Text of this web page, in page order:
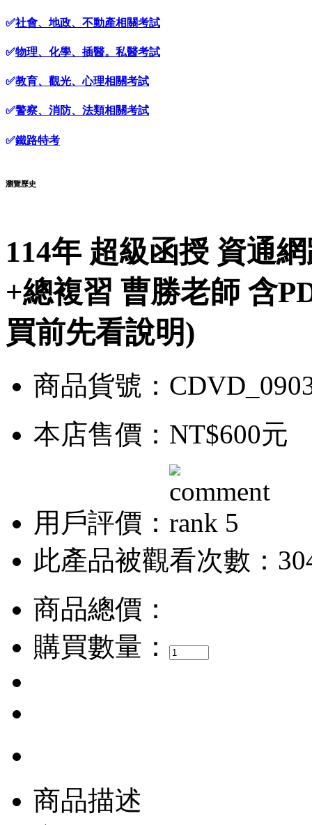
✅社會、地政、不動產相關考試
✅物理、化學、插醫。私醫考試
✅教育、觀光、心理相關考試
✅警察、消防、法類相關考試
✅鐵路特考
瀏覽歷史
114年 超級函授 資通
+總複習 曹勝老師 含
買前先看說明)
商品貨號：
本店售價： NT$600元
用戶評價：
此產品被觀看次數：
商品總價：
購買數量：
商品描述